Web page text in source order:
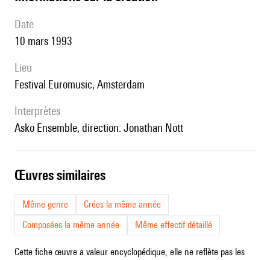
date
10 mars 1993
lieu
festival Euromusic, Amsterdam
interprètes
Asko Ensemble, direction: Jonathan Nott
œuvres similaires
Même genre
Crées la même année
Composées la même année
Même effectif détaillé
Cette fiche œuvre a valeur encyclopédique, elle ne reflète pas les